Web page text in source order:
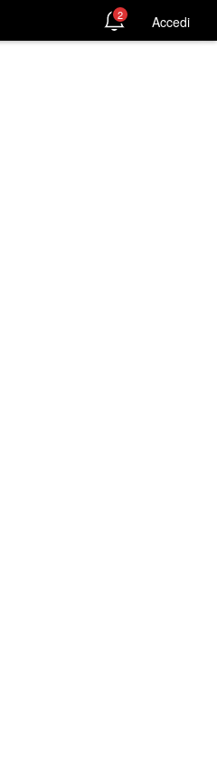
2 Accedi